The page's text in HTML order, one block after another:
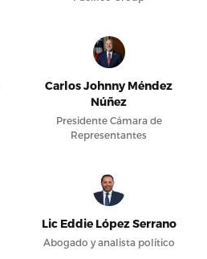
Carlos Johnny Méndez
Núñez
Presidente Cámara de
Representantes
Lic Eddie López Serrano
Abogado y analista político